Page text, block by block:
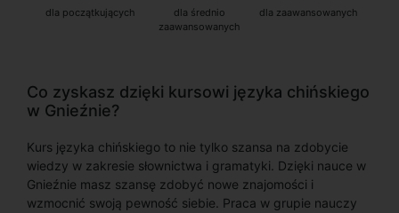
dla początkujących
dla średnio
zaawansowanych
dla zaawansowanych
Co zyskasz dzięki kursowi języka chińskiego
w Gnieźnie?
Kurs języka chińskiego to nie tylko szansa na zdobycie
wiedzy w zakresie słownictwa i gramatyki. Dzięki nauce w
Gnieźnie masz szansę zdobyć nowe znajomości i
wzmocnić swoją pewność siebie. Praca w grupie nauczy